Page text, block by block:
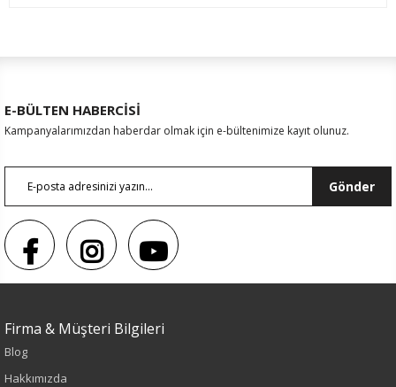
E-BÜLTEN HABERCİSİ
Kampanyalarımızdan haberdar olmak için e-bültenimize kayıt olunuz.
Gönder
Firma & Müşteri Bilgileri
Blog
Hakkımızda